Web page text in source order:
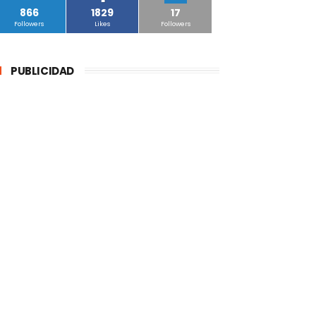
866
Followers
1829
Likes
17
Followers
PUBLICIDAD